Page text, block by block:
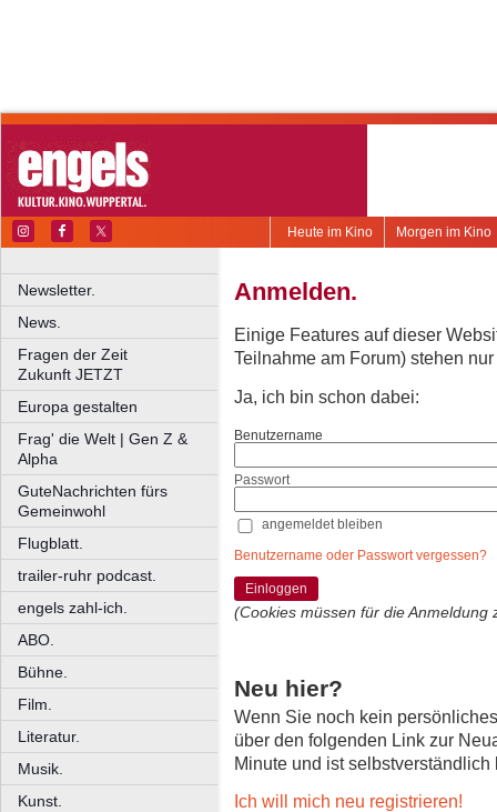
Morgen im Kino
Heute im Kino
Newsletter.
News.
Fragen der Zeit
Zukunft JETZT
Europa gestalten
Frag' die Welt | Gen Z &
Alpha
GuteNachrichten fürs
Gemeinwohl
Flugblatt.
trailer-ruhr podcast.
engels zahl-ich.
ABO.
Bühne.
Film.
Literatur.
Musik.
Kunst.
Anmelden.
Einige Features auf dieser
Teilnahme am Forum) stehen
Ja, ich bin schon dabei:
Benutzername
Passwort
angemeldet bleiben
Benutzername oder Passwort vergessen?
Einloggen
(Cookies müssen für die Anmeldung
Neu hier?
Wenn Sie noch kein
über den folgenden Link zur
Minute und ist selbstverständlich
Ich will mich neu registrieren!